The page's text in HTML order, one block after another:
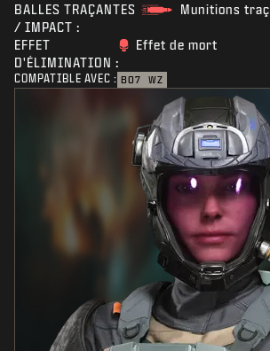
BALLES TRAÇANTES
/ IMPACT :
Munitions
EFFET
D'ÉLIMINATION :
Effet de mort
COMPATIBLE AVEC : BO7 WZ